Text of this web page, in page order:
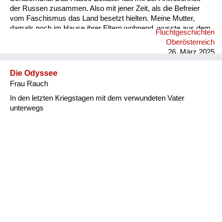
der Russen zusammen. Also mit jener Zeit, als die Befreier
vom Faschismus das Land besetzt hielten. Meine Mutter,
damals noch im Hause ihrer Eltern wohnend, wusste aus dem
Hasso-Zeitalter beiläufig das zu berichten: Eines Tages fuhr
ein Lastwagen mit Russen vor ihrem Hofe vor, hielt an, und die
Meiner Großmutter gegenüber vorgebend, das Haus nach
Bildern des schnauzbärtigen Gröfaz (=größter Feldherr aller
Zeite...
Fluchtgeschichten
Oberösterreich
26. März 2025
Die Odyssee
Frau Rauch
In den letzten Kriegstagen mit dem verwundeten Vater
unterwegs